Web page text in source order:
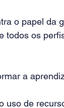
o papel da
todos os
a
uso de